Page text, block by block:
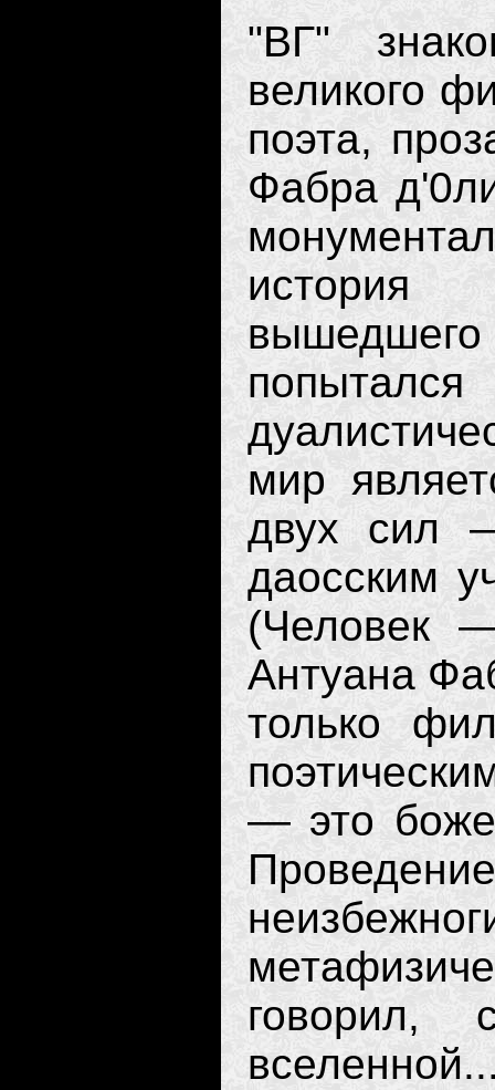
"ВГ"
великого
поэта,
Фабра
история
мир
двух сил
даосским
(Человек
Антуана
только
— это
говорил,